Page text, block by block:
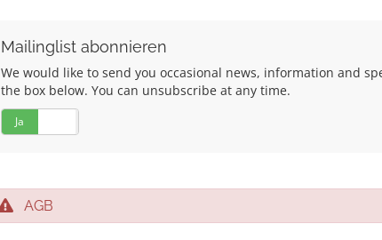
Mailinglist abonnieren
We would like to send you occasional news, information and
the box below. You can unsubscribe at any time.
Ja
AGB